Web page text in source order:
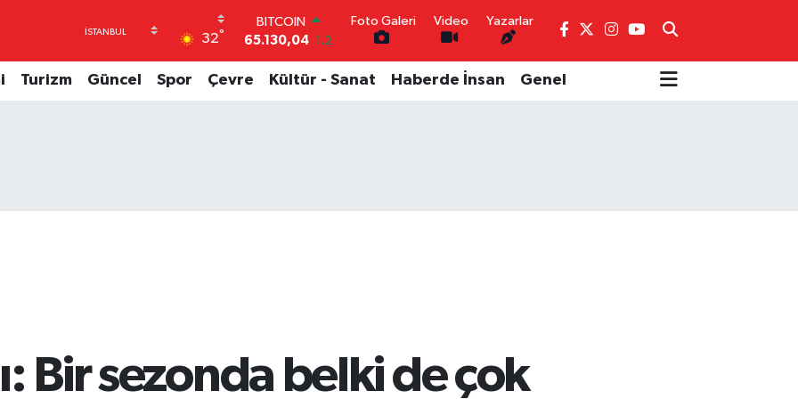
32°
DOLAR
47,7106 0.17
EURO
55,1652 0.27
Foto Galeri Video Yazarlar
Turizm Güncel Spor Çevre Kültür - Sanat Haberde İnsan Genel
Bir sezonda belki de çok